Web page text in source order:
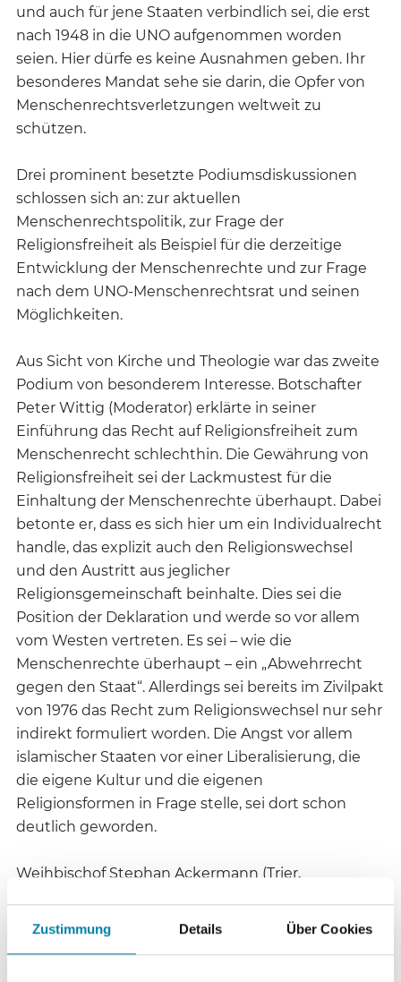
Zustimmung Details Über Cookies
und auch für jene Staaten verbindlich sei, die erst
nach 1948 in die UNO aufgenommen worden
seien. Hier dürfe es keine Ausnahmen geben. Ihr
besonderes Mandat sehe sie darin, die Opfer von
Menschenrechtsverletzungen weltweit zu
schützen.
Drei prominent besetzte Podiumsdiskussionen
schlossen sich an: zur aktuellen
Menschenrechtspolitik, zur Frage der
Religionsfreiheit als Beispiel für die derzeitige
Entwicklung der Menschenrechte und zur Frage
nach dem UNO-Menschenrechtsrat und seinen
Möglichkeiten.
Aus Sicht von Kirche und Theologie war das zweite
Podium von besonderem Interesse. Botschafter
Peter Wittig (Moderator) erklärte in seiner
Einführung das Recht auf Religionsfreiheit zum
Menschenrecht schlechthin. Die Gewährung von
Religionsfreiheit sei der Lackmustest für die
Einhaltung der Menschenrechte überhaupt. Dabei
betonte er, dass es sich hier um ein Individualrecht
handle, das explizit auch den Religionswechsel
und den Austritt aus jeglicher
Religionsgemeinschaft beinhalte. Dies sei die
Position der Deklaration und werde so vor allem
vom Westen vertreten. Es sei – wie die
Menschenrechte überhaupt – ein „Abwehrrecht
gegen den Staat“. Allerdings sei bereits im Zivilpakt
von 1976 das Recht zum Religionswechsel nur sehr
indirekt formuliert worden. Die Angst vor allem
islamischer Staaten vor einer Liberalisierung, die
die eigene Kultur und die eigenen
Religionsformen in Frage stelle, sei dort schon
deutlich geworden.
Weihbischof Stephan Ackermann (Trier,
Pax) trug ausführliche Erörterungen zum
Verhältnis von Kirche und Staat seit der Alten